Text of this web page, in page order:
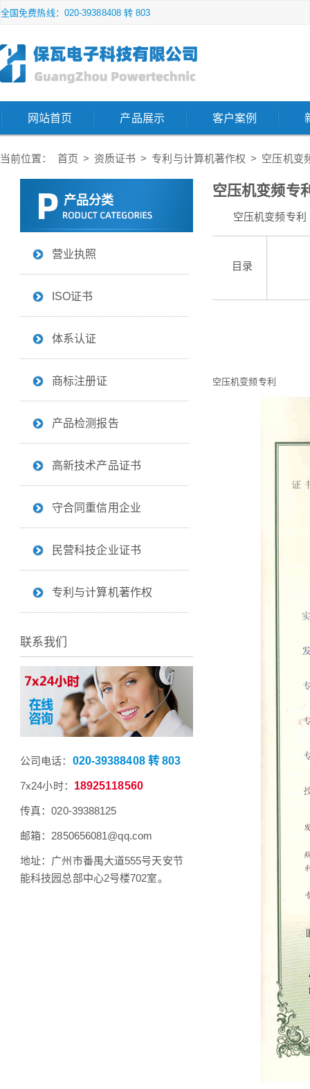
全国免费热线：020-39388408 转 803
网站首页 产品展示 客户案例
当前位置： 首页 > 资质证书 > 专利与计算机著作权 > 空压机变
空压机变频专
空压机变频专利
目录
空压机变频专利
产品分类
营业执照
ISO证书
体系认证
商标注册证
产品检测报告
高新技术产品证书
守合同重信用企业
民营科技企业证书
专利与计算机著作权
联系我们
公司电话： 020-39388408 转 803
7x24小时： 18925118560
传真：020-39388125
邮箱：2850656081@qq.com
地址：广州市番禺大道555号天安节
能科技园总部中心2号楼702室。